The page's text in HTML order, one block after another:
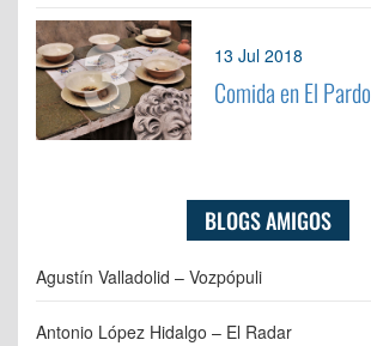
3 13 Jul 2018
Comida en El Pardo
BLOGS AMIGOS
Agustín Valladolid – Vozpópuli
Antonio López Hidalgo – El Radar